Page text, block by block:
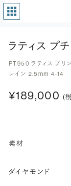
ラティス プ
PT950 ラティス プリ
レイン 2.5mm 4-14
¥189,000 (
素材
ダイヤモンド